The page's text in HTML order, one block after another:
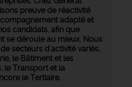
preuve de réactivité
adapté et
candidats, afin que
se déroule au mieux. Nous
secteurs d'activité variés,
le Bâtiment et les
le Transport et la
le Tertiaire.